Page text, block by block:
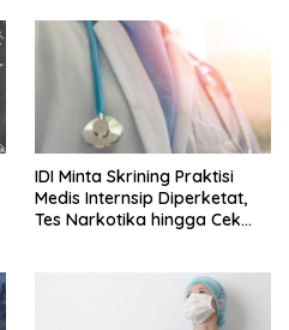
IDI Minta Skrining Praktisi
Medis Internsip Diperketat,
Tes Narkotika hingga Cek